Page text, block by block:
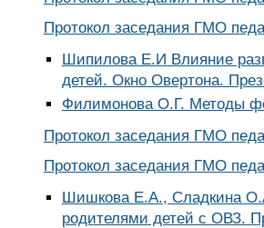
Протокол заседания ГМО
Шипилова Е.И Влияние
детей. Окно Овертона.
Филимонова О.Г. Методы
Протокол заседания ГМО
Протокол заседания ГМО
Шишкова Е.А., Сладкина
родителями детей с ОВЗ.